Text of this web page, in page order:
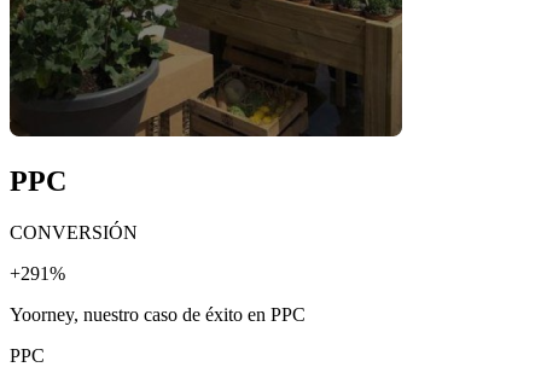
PPC
CONVERSIÓN
+291%
Yoorney, nuestro caso de éxito en PPC
PPC